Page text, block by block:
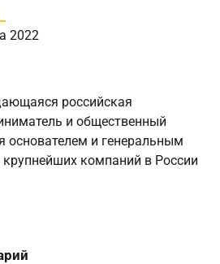
2022
российская
и общественный
основателем и генеральным
компаний в России